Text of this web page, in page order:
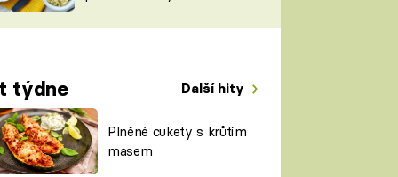
týdne Další hity
Plněné cukety s krůtím
masem